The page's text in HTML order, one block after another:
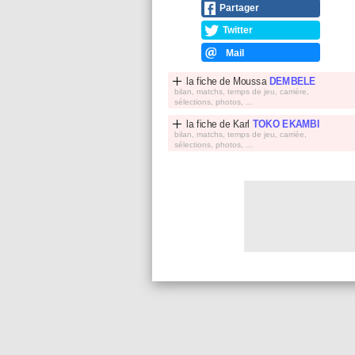
Partager
Twitter
Mail
la fiche de Moussa DEMBELE
bilan, matchs, temps de jeu, carriére,
sélections, photos, ...
la fiche de Karl TOKO EKAMBI
bilan, matchs, temps de jeu, carriée,
sélections, photos, ...